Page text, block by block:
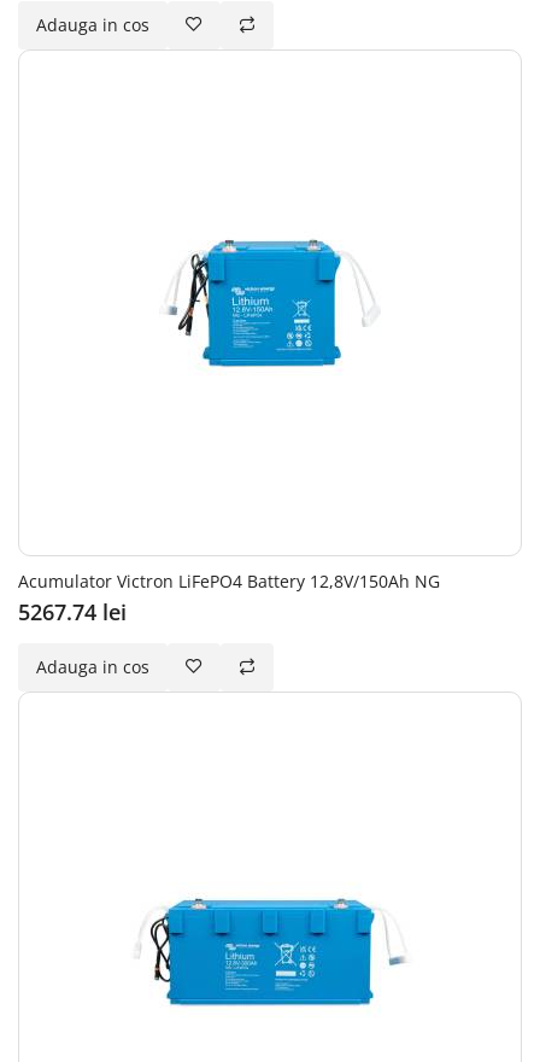
Adauga in cos
Acumulator Victron LiFePO4 Battery 12,8V/150Ah NG
5267.74 lei
Adauga in cos